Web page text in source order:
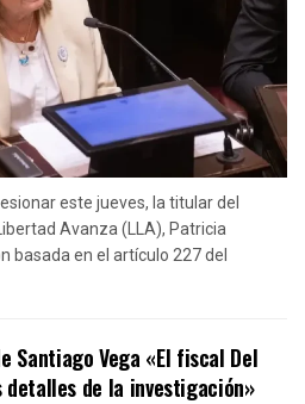
este jueves, la titular del
Avanza (LLA), Patricia
basada en el artículo 227 del
Santiago Vega «El fiscal Del
de la investigación»